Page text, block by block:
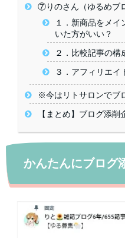
⑦りのさん（ゆるめブ
１．新商品をメイ
いた方がいい？
２．比較記事の構
３．アフィリエイ
※今はリトサロンでブ
【まとめ】ブログ添
かんたんにブログ